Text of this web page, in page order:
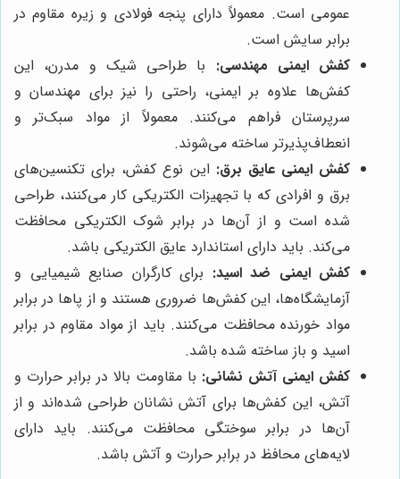
عمومی است. معمولاً دارای پنجه فولادی و زیره مقاوم در
برابر سایش است.
کفش ایمنی مهندسی: با طراحی شیک و مدرن، این
کفش‌ها علاوه بر ایمنی، راحتی را نیز برای مهندسان و
سرپرستان فراهم می‌کنند. معمولاً از مواد سبک‌تر و
انعطاف‌پذیرتر ساخته می‌شوند.
کفش ایمنی عایق برق: این نوع کفش، برای تکنسین‌های
برق و افرادی که با تجهیزات الکتریکی کار می‌کنند، طراحی
شده است و از آن‌ها در برابر شوک الکتریکی محافظت
می‌کند. باید دارای استاندارد عایق الکتریکی باشد.
کفش ایمنی ضد اسید: برای کارگران صنایع شیمیایی و
آزمایشگاه‌ها، این کفش‌ها ضروری هستند و از پاها در برابر
مواد خورنده محافظت می‌کنند. باید از مواد مقاوم در برابر
اسید و باز ساخته شده باشد.
کفش ایمنی آتش نشانی: با مقاومت بالا در برابر حرارت و
آتش، این کفش‌ها برای آتش نشانان طراحی شده‌اند و از
آن‌ها در برابر سوختگی محافظت می‌کنند. باید دارای
لایه‌های محافظ در برابر حرارت و آتش باشد.